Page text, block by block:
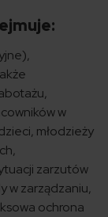
w
młodzieży
zarzutów
w zarządzaniu,
ochrona